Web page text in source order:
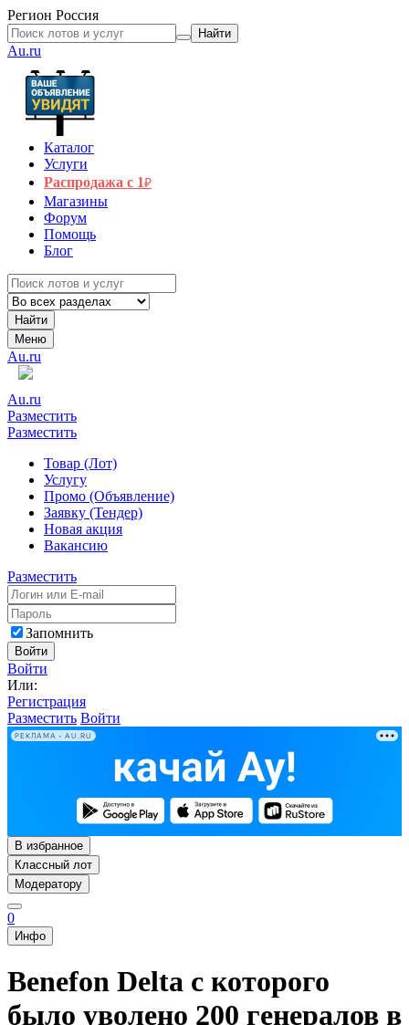
Регион Россия
Найти
Au.ru
Каталог
Услуги
Распродажа с 1₽
Магазины
Форум
Помощь
Блог
Найти
Меню
Au.ru
Au.ru
Разместить
Разместить
Товар (Лот)
Услугу
Промо (Объявление)
Заявку (Тендер)
Новая акция
Вакансию
Разместить
Запомнить
Войти
Войти
Или:
Регистрация
Разместить Войти
РЕКЛАМА • AU.RU
В избранное
Классный лот
Модератору
0
Инфо
Benefon Delta с которого
было уволено 200 генералов в